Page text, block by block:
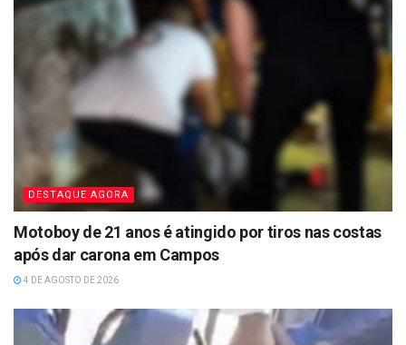
DESTAQUE AGORA
Motoboy de 21 anos é atingido por tiros nas costas
após dar carona em Campos
4 DE AGOSTO DE 2026